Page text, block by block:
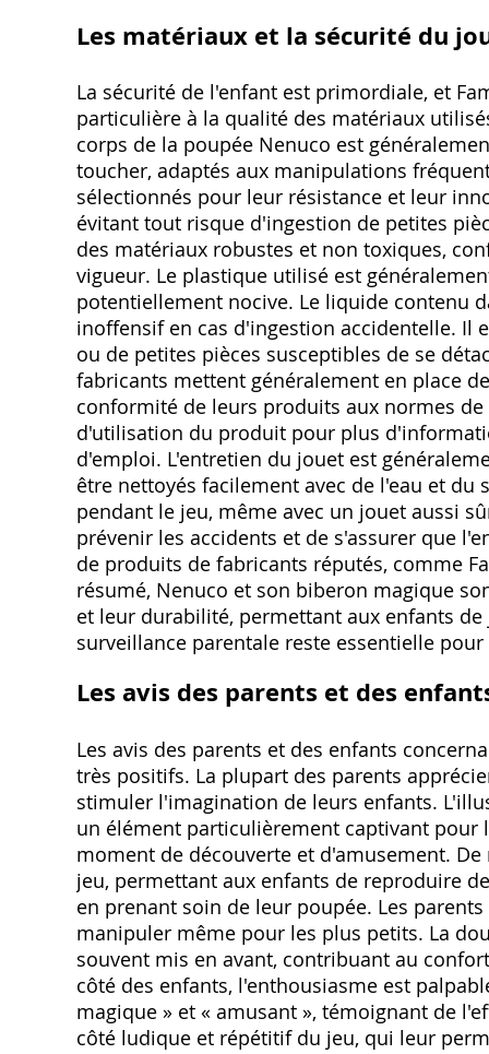
Les matériaux et la sécurité du
La sécurité de l'enfant est primordiale, et
particulière à la qualité des matériaux
corps de la poupée Nenuco est
toucher, adaptés aux manipulations
sélectionnés pour leur résistance et leur
évitant tout risque d'ingestion de petites
des matériaux robustes et non toxiques,
vigueur. Le plastique utilisé est
potentiellement nocive. Le liquide contenu
inoffensif en cas d'ingestion accidentelle. Il
ou de petites pièces susceptibles de se
fabricants mettent généralement en place
conformité de leurs produits aux normes
d'utilisation du produit pour plus
d'emploi. L'entretien du jouet est
être nettoyés facilement avec de l'eau et
pendant le jeu, même avec un jouet aussi
prévenir les accidents et de s'assurer que
de produits de fabricants réputés, comme
résumé, Nenuco et son biberon magique
et leur durabilité, permettant aux enfants
surveillance parentale reste essentielle
Les avis des parents et des
Les avis des parents et des enfants
très positifs. La plupart des parents
stimuler l'imagination de leurs enfants.
un élément particulièrement captivant
moment de découverte et d'amusement.
jeu, permettant aux enfants de reproduire
en prenant soin de leur poupée. Les
manipuler même pour les plus petits. La
souvent mis en avant, contribuant au
côté des enfants, l'enthousiasme est
magique » et « amusant », témoignant de
côté ludique et répétitif du jeu, qui leur